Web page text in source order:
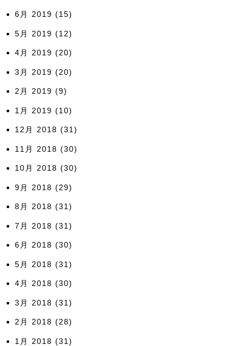
6月 2019 (15)
5月 2019 (12)
4月 2019 (20)
3月 2019 (20)
2月 2019 (9)
1月 2019 (10)
12月 2018 (31)
11月 2018 (30)
10月 2018 (30)
9月 2018 (29)
8月 2018 (31)
7月 2018 (31)
6月 2018 (30)
5月 2018 (31)
4月 2018 (30)
3月 2018 (31)
2月 2018 (28)
1月 2018 (31)